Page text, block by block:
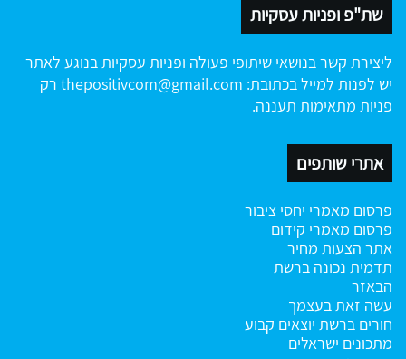
שת"פ ופניות עסקיות
ליצירת קשר בנושאי שיתופי פעולה ופניות עסקיות בנוגע לאתר
יש לפנות למייל בכתובת: thepositivcom@gmail.com רק
פניות מתאימות תעננה.
אתרי שותפים
פרסום מאמרי יחסי ציבור
פרסום מאמרי קידום
אתר הצעות מחיר
תדמית נכונה ברשת
הבאזר
עשה זאת בעצמך
חורים ברשת יוצאים קבוע
מתכונים ישראלים